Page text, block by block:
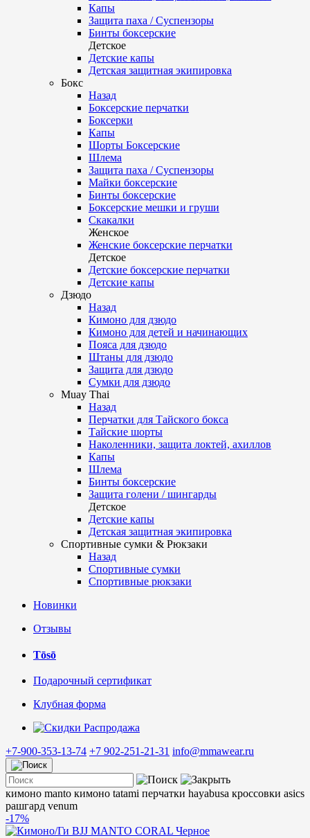
Капы
Защита паха / Суспензоры
Бинты боксерские
Детское
Детские капы
Детская защитная экипировка
Бокс
Назад
Боксерские перчатки
Боксерки
Капы
Шорты Боксерские
Шлема
Защита паха / Суспензоры
Майки боксерские
Бинты боксерские
Боксерские мешки и груши
Скакалки
Женское
Женские боксерские перчатки
Детское
Детские боксерские перчатки
Детские капы
Дзюдо
Назад
Кимоно для дзюдо
Кимоно для детей и начинающих
Пояса для дзюдо
Штаны для дзюдо
Защита для дзюдо
Сумки для дзюдо
Muay Thai
Назад
Перчатки для Тайского бокса
Тайские шорты
Наколенники, защита локтей, ахиллов
Капы
Шлема
Бинты боксерские
Защита голени / шингарды
Детское
Детские капы
Детская защитная экипировка
Спортивные сумки & Рюкзаки
Назад
Спортивные сумки
Спортивные рюкзаки
Новинки
Отзывы
Tōsō
Подарочный сертификат
Клубная форма
Распродажа
+7-900-353-13-74 +7 902-251-21-31 info@mmawear.ru
кимоно manto кимоно tatami перчатки hayabusa кроссовки asics
рашгард venum
-17%